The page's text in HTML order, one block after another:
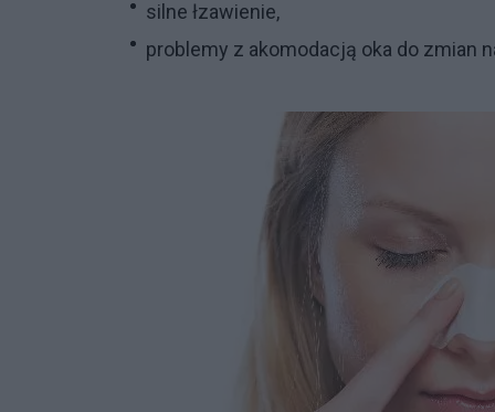
silne łzawienie,
problemy z akomodacją oka do zmian